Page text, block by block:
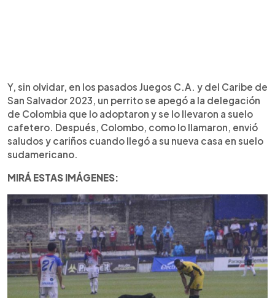
Y, sin olvidar, en los pasados Juegos C.A. y del Caribe de
San Salvador 2023, un perrito se apegó a la delegación
de Colombia que lo adoptaron y se lo llevaron a suelo
cafetero. Después, Colombo, como lo llamaron, envió
saludos y cariños cuando llegó a su nueva casa en suelo
sudamericano.
MIRÁ ESTAS IMÁGENES: